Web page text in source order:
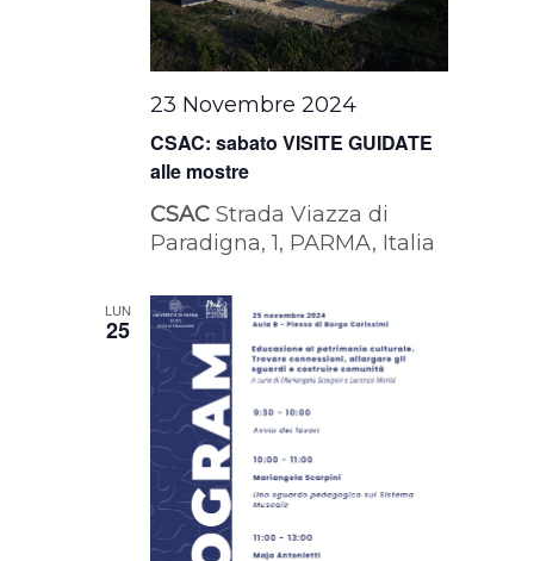
CSAC: sabato VISITE GUIDATE
alle mostre
23 Novembre 2024
CSACStrada Viazza di
Paradigna, 1, PARMA, Italia
LUN
25